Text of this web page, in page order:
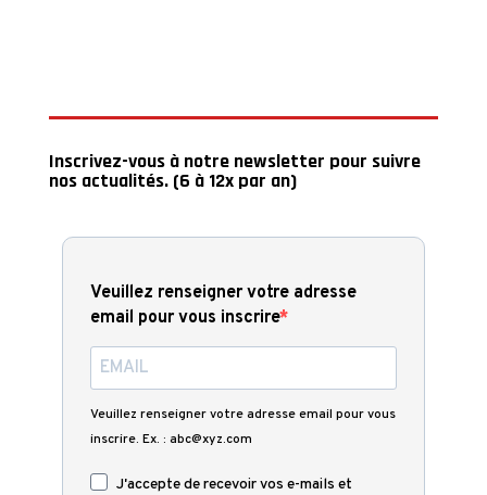
Inscrivez-vous à notre newsletter pour suivre
nos actualités. (6 à 12x par an)
Veuillez renseigner votre adresse
email pour vous inscrire
Veuillez renseigner votre adresse email pour vous
inscrire. Ex. : abc@xyz.com
J'accepte de recevoir vos e-mails et